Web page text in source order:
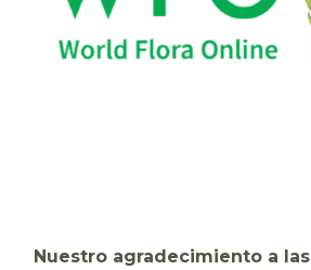
Nuestro agradecimiento a